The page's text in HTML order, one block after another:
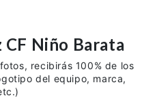
CF Niño Barata
recibirás 100% de los
del equipo, marca,